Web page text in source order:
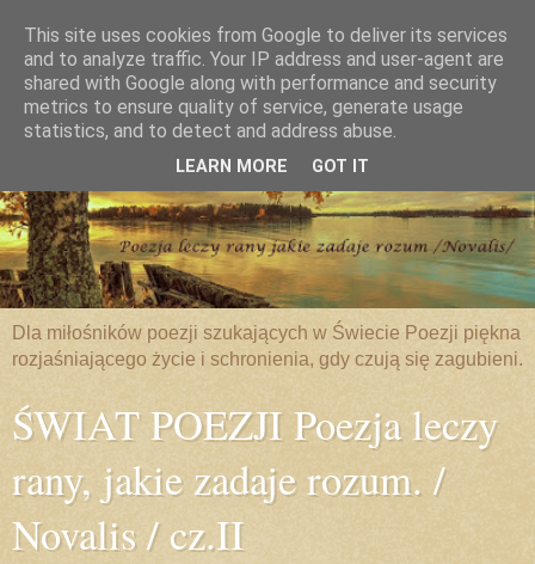
Dla miłośników poezji szukających w Świecie Poezji piękna
rozjaśniającego życie i schronienia, gdy czują się zagubieni.
ŚWIAT POEZJI Poezja leczy
rany, jakie zadaje rozum. /
Novalis / cz.II
This site uses cookies from Google to deliver its services
and to analyze traffic. Your IP address and user-agent are
shared with Google along with performance and security
metrics to ensure quality of service, generate usage
statistics, and to detect and address abuse.
LEARN MORE GOT IT